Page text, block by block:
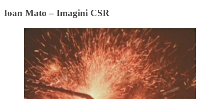
Ioan Mato – Imagini CSR